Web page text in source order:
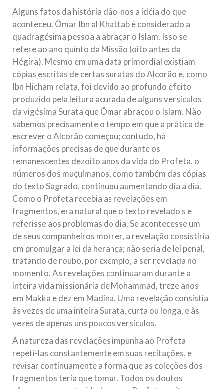
Alguns fatos da história dão-nos a idéia do que
aconteceu. Ômar Ibn al Khattab é considerado a
quadragésima pessoa a abraçar o Islam. Isso se
refere ao ano quinto da Missão (oito antes da
Hégira). Mesmo em uma data primordial existiam
cópias escritas de certas suratas do Alcorão e, como
Ibn Hicham relata, foi devido ao profundo efeito
produzido pela leitura acurada de alguns versículos
da vigésima Surata que Ômar abraçou o Islam. Não
sabemos precisamente o tempo em que a prática de
escrever o Alcorão começou; contudo, há
informações precisas de que durante os
remanescentes dezoito anos da vida do Profeta, o
números dos muçulmanos, como também das cópias
do texto Sagrado, continuou aumentando dia a dia.
Como o Profeta recebia as revelações em
fragmentos, era natural que o texto revelado s e
referisse aos problemas do dia. Se acontecesse um
de seus companheiros morrer, a revelação consistiria
em promulgar a lei da herança; não seria de lei penal,
tratando de roubo, por exemplo, a ser revelada no
momento. As revelações continuaram durante a
inteira vida missionária de Mohammad, treze anos
em Makka e dez em Madina. Uma revelação consistia
às vezes de uma inteira Surata, curta ou longa, e às
vezes de apenas uns poucos versículos.
A natureza das revelações impunha ao Profeta
repeti-las constantemente em suas recitações, e
revisar continuamente a forma que as coleções dos
fragmentos teria que tomar. Todos os doutos